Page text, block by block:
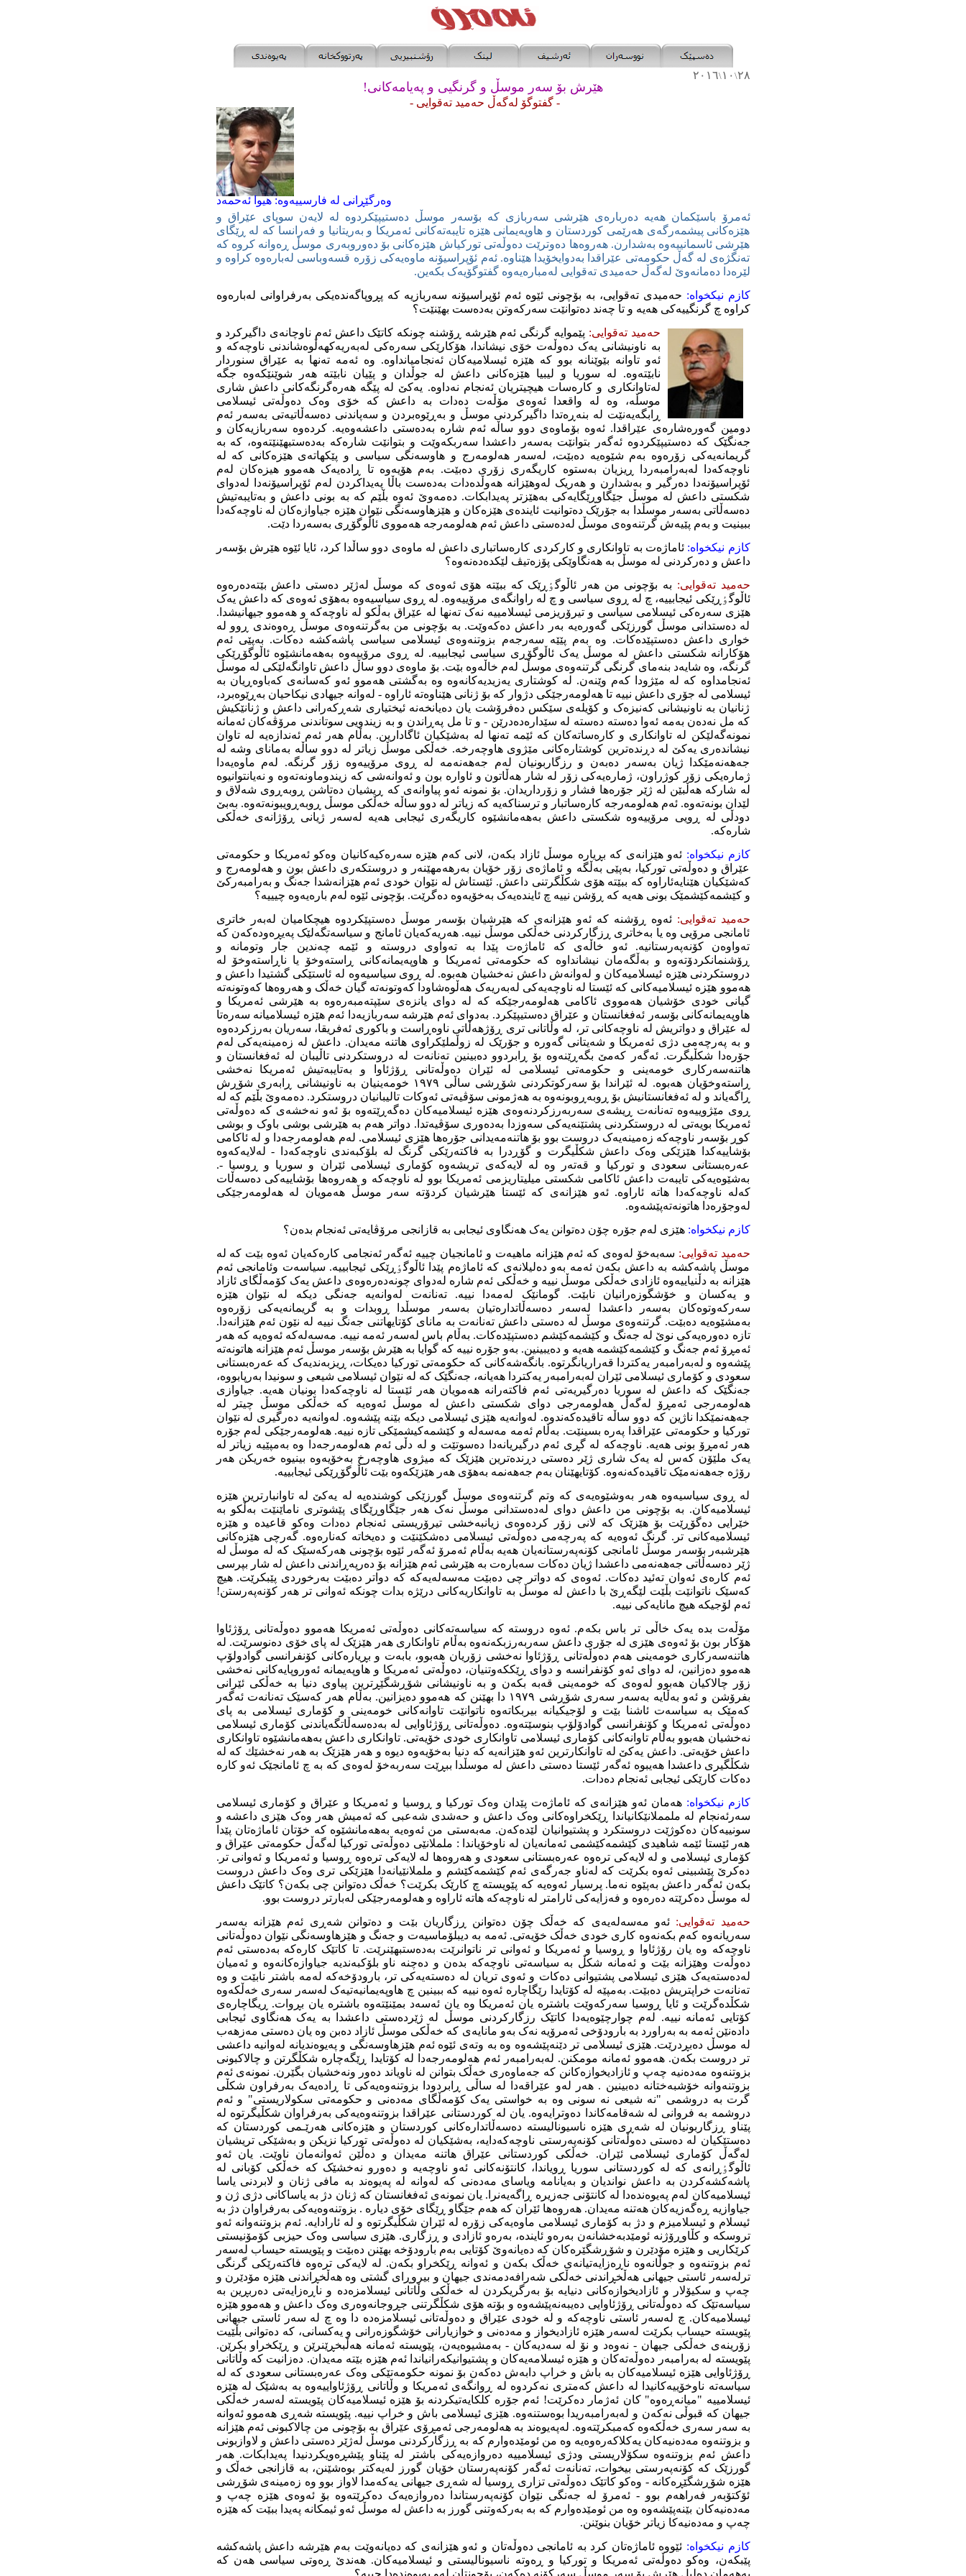
٢٨\ ١٠\٢٠١٦
هێرش بۆ سەر موسڵ و گر نگیی و پەیامەکانی!
- گفتوگۆ لەگەڵ حەمید تەقوایی -
وەرگێڕانی لە فارسییەوە: هیوا ئەحمەد
ئەمرۆ باسێکمان هەیە دەربارەی هێرشی سەربازی کە بۆسەر موسڵ دەستیپێکردوە لە لایەن سوپای عێراق و
هێزەکانی پیشمەرگەی هەرێمی کوردستان و هاوپەیمانی هێزە تایبەتەکانی ئەمریکا و بەریتانیا و فەرانسا کە لە ڕێگای
هێرشی ئاسمانییەوە بەشدارن. هەروەها دەوترێت دەوڵەتی تورکیاش هێزەکانی بۆ دەوروبەری موسڵ ڕەوانە کروە کە
تەنگژەی لە گەڵ حکومەتی عێراقدا بەدوایخۆیدا هێناوە. ئەم ئۆپراسیۆنە ماوەیەکی زۆرە قسەوباسی لەبارەوە کراوە و
لێرەدا دەمانەوێ لەگەڵ حەمیدی تەقوایی لەمبارەیەوە گفتوگۆیەک بکەین.
کازم نیکخواە: حەمیدی تەقوایی، بە بۆچونی ئێوە ئەم ئۆپراسیۆنە سەربازیە کە پڕوپاگەندەیکی بەرفراوانی لەبارەوە
کراوە چ گرنگییەکی هەیە و تا چەند دەتوانێت سەرکەوتن بەدەست بهێنێت؟
حەمید تەقوایی: پێموایە گرنگی ئەم هێرشە ڕۆشنە چونکە کاتێک داعش ئەم ناوچانەی داگیرکرد و
بە ناونیشانی یەک دەوڵەت خۆی نیشاندا، هۆکارێکی سەرەکی لەبەریەکهەڵوەشاندنی ناوچەکە و
ئەو تاوانە بێوێنانە بوو کە هێزە ئیسلامیەکان ئەنجامیانداوە. وە ئەمە تەنها بە عێراق سنوردار
نابێتەوە. لە سوریا و لیبیا هێزەکانی داعش لە جوڵدان و پێیان نابێتە هەر شوێنێکەوە جگە
لەتاوانکاری و کارەسات هیچیتریان ئەنجام نەداوە. یەکێ لە پێگە هەرەگرنگەکانی داعش شاری
موسڵە، وە لە واقعدا ئەوەی مۆڵەت دەدات بە داعش کە خۆی وەک دەوڵەتی ئیسلامی
ڕابگەیەنێت لە بنەڕەتدا داگیرکردنی موسڵ و بەڕێوەبردن و سەپاندنی دەسەڵاتیەتی بەسەر ئەم
دومین گەورەشارەی عێراقدا. ئەوە بۆماوەی دوو ساڵە ئەم شارە بەدەستی داعشەوەیە. کردەوە سەربازیەکان و
جەنگێک کە دەستیپێکردوە ئەگەر بتوانێت بەسەر داعشدا سەربکەوێت و بتوانێت شارەکە بەدەستبهێنێتەوە، کە بە
گریمانەیەکی زۆرەوە بەم شێوەیە دەبێت، لەسەر هەلومەرج و هاوسەنگی سیاسی و پێکهاتەی هێزەکانی کە لە
ناوچەکەدا لەبەرامبەردا ڕیزیان بەستوە کاریگەری زۆری دەبێت. بەم هۆیەوە تا ڕادەیەک هەموو هیزەکان لەم
ئۆپراسیۆنەدا دەرگیر و بەشدارن و هەریک لەوهێزانە هەوڵدەدات بەدەست باڵا پەیداکردن لەم ئۆپراسیۆنەدا لەدوای
شکستی داعش لە موسڵ جێگاوڕێگایەکی بەهێزتر پەیدابکات. دەمەوێ ئەوە بڵێم کە بە بونی داعش و بەتایبەتیش
دەسەڵاتی بەسەر موسڵدا بە جۆرێک دەتوانیت ئایندەی هێزەکان و هێزهاوسەنگی نێوان ‌هێزە جیاوازەکان لە ناوچەکەدا
ببینیت و بەم پێیەش گرتنەوەی موسڵ لەدەستی داعش ئەم هەلومەرجە هەمووی ئاڵوگۆڕی بەسەردا دێت.
کازم نیکخواە:ئاماژەت بە تاوانکاری و کارکردی کارەساتباری داعش لە ماوەی دوو ساڵدا کرد، ئایا ئێوە هێرش بۆسەر
داعش و دەرکردنی لە موسڵ بە هەنگاوێکی پۆزەتیڤ لێکدەدەنەوە؟
حەمید تەقوایی: بە بۆچونی من هەر ئاڵوگٶڕێک کە ببێتە هۆی ئەوەی کە موسڵ لەژێر دەستی داعش بێتەدەرەوە
ئاڵوگٶڕێکی ئیجابییە، چ لە ڕوی سیاسی و چ لە راوانگەی مرۆییەوە. لە ڕوی سیاسیەوە بەهۆی ئەوەی کە داعش یەک
هێزی سەرەکی ئیسلامی سیاسی و تیرۆریزمی ئیسلامییە نەک تەنها لە عێراق بەڵکو لە ناوچەکە و هەموو جیهانیشدا.
لە دەستدانی موسڵ گورزێکی گەورەیە بەر داعش دەکەوێت. بە بۆچونی من بەگرتنەوەی موسڵ ڕەوەندی ڕوو لە
خواری داعش دەستپێدەکات. وە بەم پێێە سەرجەم بزوتنەوەی ئیسلامی سیاسی پاشەکشە دەکات. بەپێی ئەم
هۆکارانە شکستی داعش لە موسڵ یەک ئاڵوگۆڕی سیاسی ئیجابییە. لە ڕوی مرۆییەوە بەهەمانشێوە ئاڵوگۆڕێکی
گرنگە، وە شایەد بنەمای گرنگی گرتنەوەی موسڵ لەم خاڵەوە بێت. بۆ ماوەی دوو ساڵ داعش تاوانگەلێکی لە موسڵ
ئەنجامداوە کە لە مێژودا کەم وێنەن. لە کوشتاری یەزیدیەکانەوە وە بەگشتی هەموو ئەو کەسانەی کەباوەڕیان بە
ئیسلامی لە جۆری داعش نییە تا هەلومەرجێکی دژوار کە بۆ ژنانی هێناوەتە ئاراوە - لەوانە جیهادی نیکاحیان بەڕێوەبرد،
ژنانیان بە ناونیشانی کەنیزەک و کۆیلەی سێکس دەفرۆشت یان دەیانخەنە ئیختیاری شەڕکەرانی داعش و ژنانێکیش
کە مل نەدەن بەمە ئەوا دەستە دەستە لە سێدارەدەدرێن - و تا مل پەڕاندن و بە زیندویی سوتاندنی مرۆڤەکان ئەمانە
نمونەگەلێکن لە تاوانکاری و کارەساتەکان کە ئێمە تەنها لە بەشێکیان ئاگادارین. بەڵام هەر ئەم ئەندازەیە لە تاوان
نیشاندەری یەکێ لە دڕندەترین کوشتارەکانی مێژوی هاوچەرخە. خەڵکی موسڵ زیاتر لە دوو ساڵە بەمانای وشە لە
جەهەنەمێکدا ژیان بەسەر دەبەن و رزگاربونیان لەم جەهەنەمە لە ڕوی مرۆییەوە زۆر گرنگە. لەم ماوەیەدا
ژمارەیکی زۆر کوژراون، ژمارەیەکی زۆر لە شار هەڵاتون و ئاوارە بون و ئەوانەشی کە زیندوماونەتەوە و نەیانتوانیوە
لە شارکە هەڵبێن لە ژێر جۆرەها فشار و زۆرداریدان. بۆ نمونە ئەو پیاوانەی کە ڕیشیان دەتاشن ڕوبەڕوی شەلاق و
لێدان بونەتەوە. ئەم هەلومەرجە کارەساتبار و ترسناکەیە کە زیاتر لە دوو ساڵە خەڵکی موسڵ ڕوبەڕویبونەتەوە. بەبێ
دودڵی لە ڕویی مرۆییەوە شکستی داعش بەهەمانشێوە کاریگەری ئیجابی هەیە لەسەر ژیانی ڕۆژانەی خەڵکی
شارەکە.
کازم نیکخواە: ئەو هێزانەی کە بڕیارە موسڵ ئازاد بکەن، لانی کەم هێزە سەرەکیەکانیان وەکو ئەمریکا و حکومەتی
عێراق و دەوڵەتی تورکیا، بەپێی بەڵگە و ئاماژەی زۆر خۆیان بەرهەمهێنەر و دروستکەری داعش بون و هەلومەرج و
کەشێکیان هێنایەئاراوە کە ببێتە هۆی شکڵگرتنی داعش. ئێستاش لە نێوان خودی ئەم هێزانەشدا جەنگ و بەرامبەرکێ
و کێشمەکێشمێک بونی هەیە کە ڕۆشن نییە چ ئایندەیەک بەخۆیەوە دەگرێت. بۆچونی ئێوە لەم بارەیەوە چیییە؟
حەمید تەقوایی:ئەوە ڕۆشنە کە ئەو هێزانەی کە هێرشیان بۆسەر موسڵ دەستپێکردوە هیچکامیان لەبەر خاتری
ئامانجی مرۆیی وە یا بەخاتری ڕزگارکردنی خەڵکی موسڵ نییە. هەریەکەیان ئامانج و سیاسەتگەلێک پەیڕەودەکەن کە
تەواوەن کۆنەپەرستانیە. ئەو خاڵەی کە ئاماژەت پێدا بە تەواوی دروستە و ئێمە چەندین جار وتومانە و
ڕۆشنمانکردۆتەوە و بەڵگەمان نیشانداوە کە حکومەتی ئەمریکا و هاوپەیمانەکانی ڕاستەوخۆ یا ناڕاستەوخۆ لە
دروستکردنی هێزە ئیسلامیەکان و لەوانەش داعش نەخشیان هەبوە. لە ڕوی سیاسیەوە لە ئاستێکی گشتیدا داعش و
هەموو هێزە ئیسلامیەکانی کە ئێستا لە ناوچەیەکی لەبەریەک هەڵوەشاودا کەوتونەتە گیان خەڵک و هەروەها کەوتونەتە
گیانی خودی خۆشیان هەمووی ئاکامی هەلومەرجێکە کە لە دوای یانزەی سێپتەمبەرەوە بە هێرشی ئەمریکا و
هاوپەیمانەکانی بۆسەر ئەفغانستان و عێراق دەستیپێکرد. بەدوای ئەم هێرشە سەربازیەدا ئەم هێزە ئیسلامیانە سەرەتا
لە عێراق و دواتریش لە ناوچەکانی تر، لە وڵاتانی تری ڕۆژهەڵاتی ناوەڕاست و باکوری ئەفریقا، سەریان بەرزکردەوە
و بە پەرچەمی دژی ئەمریکا و شەیتانی گەورە و جۆرێک لە زوڵملێکراوی هاتنە مەیدان. داعش لە زەمینەیەکی لەم
جۆرەدا شکڵیگرت. ئەگەر کەمێ بگەڕێنەوە بۆ ڕابردوو دەبینین تەنانەت لە دروستکردنی تاڵیبان لە ئەفغانستان و
هاتنەسەرکاری خومەینی و حکومەتی ئیسلامی لە ئێران دەوڵەتانی ڕۆژئاوا و بەتایبەتیش ئەمریکا نەخشی
ڕاستەوخۆیان هەبوە. لە ئێراندا بۆ سەرکوتکردنی شۆڕشی ساڵی ١٩٧٩ خومەینیان بە ناونیشانی ڕابەری شۆڕش
ڕاگەیاند و لە ئەفغانستانیش بۆ ڕوبەڕوبونەوە بە هەژمونی سۆڤیەتی ئەوکات تالیبانیان دروستکرد. دەمەوێ بڵێم کە لە
ڕوی مێژوییەوە تەنانەت ڕیشەی سەربەرزکردنەوەی هێزە ئیسلامیەکان دەگەڕێتەوە بۆ ئەو نەخشەی کە دەوڵەتی
ئەمریکا بویەتی لە دروستکردنی پشتێنەیەکی سەوزدا بەدەوری سۆڤیەتدا. دواتر هەم بە هێرشی بوشی باوک و بوشی
کوڕ بۆسەر ناوچەکە زەمینەیەک دروست بوو بۆ هاتنەمەیدانی جۆرەها هێزی ئیسلامی. لەم هەلومەرجەدا و لە ئاکامی
بۆشاییەکدا هێزێکی وەک داعش شکڵیگرت و گۆڕدرا بە فاکتەرێکی گرنگ لە بلۆکبەندی ناوچەکەدا - لەلایەکەوە
عەرەبستانی سعودی و تورکیا و قەتەر وە لە لایەکەی تریشەوە کۆماری ئیسلامی ئێران و سوریا و ڕوسیا -.
بەشێوەیەکی تایبەت داعش ئاکامی شکستی میلیتاریزمی ئەمریکا بوو لە ناوچەکە و هەروەها بۆشاییەکی دەسەڵات
کەلە ناوچەکەدا هاتە ئاراوە. ئەو هێزانەی کە ئێستا هێرشیان کردۆتە سەر موسڵ هەمویان لە هەلومەرجێکی
لەوجۆرەدا هاتونەتەپێشەوە.
کازم نیکخواە:هێزی لەم جۆرە چۆن دەتوانن یەک هەنگاوی ئیجابی بە قازانجی مرۆڤایەتی ئەنجام بدەن؟
حەمید تەقوایی: سەبەخۆ لەوەی کە ئەم هێزانە ماهیەت و ئامانجیان چییە ئەگەر ئەنجامی کارەکەیان ئەوە بێت کە لە
موسڵ پاشەکشە بە داعش بکەن ئەمە بەو دەلیلانەی کە ئاماژەم پێدا ئاڵوگٶڕێکی ئیجابییە. سیاسەت وئامانجی ئەم
هێزانە بە دڵنیاییەوە ئازادی خەڵکی موسڵ نییە و خەڵکی ئەم شارە لەدوای چونەدەرەوەی داعش یەک کۆمەڵگای ئازاد
و یەکسان و خۆشگوزەرانیان نابێت. گومانێک لەمەدا نییە. تەنانەت لەوانەیە جەنگی دیکە لە نێوان هێزە
سەرکەوتوەکان بەسەر داعشدا لەسەر دەسەڵاتدارەتیان بەسەر موسڵدا ڕوبدات و بە گریمانەیەکی زۆرەوە
بەمشێوەیە دەبێت. گرتنەوەی موسڵ لە دەستی داعش تەنانەت بە مانای کۆتایهاتنی جەنگ نییە لە نێون ئەم هێزانەدا.
تازە دەورەیەکی نوێ لە جەنگ و کێشمەکێشم دەستپێدەکات. بەڵام باس لەسەر ئەمە نییە. مەسەلەکە ئەوەیە کە هەر
ئەمڕۆ ئەم جەنگ و کێشمەکێشمە هەیە و دەیبینین. بەو جۆرە نییە کە گوایا بە هێرش بۆسەر موسڵ ئەم هێزانە هاتونەتە
پێشەوە و لەبەرامبەر یەکتردا قەراریانگرتوە. بانگەشەکانی کە حکومەتی تورکیا دەیکات، ڕیزبەندیەک کە عەرەبستانی
سعودی و کۆماری ئیسلامی ئێران لەبەرامبەر یەکتردا هەیانە، جەنگێک کە لە نێوان ئیسلامی شیعی و سونیدا بەرپابووە،
جەنگێک کە داعش لە سوریا دەرگیریەتی ئەم فاکتەرانە هەمویان هەر ئێستا لە ناوچەکەدا بونیان هەیە. جیاوازی
هەلومەرجی ئەمڕۆ لەگەڵ هەلومەرجی دوای شکستی داعش لە موسڵ ئەوەیە کە خەڵکی موسڵ چیتر لە
جەهەنمێکدا ناژین کە دوو ساڵە تاقیدەکەندوە. لەوانەیە هێزی ئیسلامی دیکە بێنە پێشەوە. لەوانەیە دەرگیری لە نێوان
تورکیا و حکومەتی عێراقدا پەرە بسینێت. بەڵام ئەمە مەسەلە و کێشمەکیشمێکی تازە نییە. هەلومەرجێکی لەم جۆرە
هەر ئەمڕۆ بونی هەیە. ناوچەکە لە گڕی ئەم درگیریانەدا دەسوتێت و لە دڵی ئەم هەلومەرجەدا وە بەمپێیە زیاتر لە
یەک ملێۆن کەس لە یەک شاری ژێر دەستی دڕندەترین هێزێک کە میژوی هاوچەرخ بەخۆیەوە بینیوە خەریکن هەر
رۆژە جەهەنەمێک تاقیدەکەنەوە. کۆتایهێنان بەم جەهەنمە بەهۆی هەر هێزێکەوە بێت ئاڵوگۆڕێکی ئیجابییە.
لە ڕوی سیاسیەوە هەر بەوشێوەیەی کە وتم گرتنەوەی موسڵ گورزێکی کوشندەیە لە یەکێ لە تاوانبارترین هێزە
ئیسلامیەکان. بە بۆچونی من داعش دوای لەدەستدانی موسڵ نەک هەر جێگاوڕێگای پێشوتری ناماێنێت بەڵکو بە
خێرایی دەگۆڕێت بۆ هێزێک کە لانی زۆر کردەوەی زیانبەخشی تیرۆریستی ئەنجام دەدات وەکو قاعیدە و هێزە
ئیسلامیەکانی تر. گرنگ ئەوەیە کە پەرچەمی دەوڵەتی ئیسلامی دەشکێنێت و دەیخاتە کەنارەوە. گەرچی هێزەکانی
هێرشبەر بۆسەر موسڵ ئامانجی کۆنەپەرستانەیان هەیە بەڵام ئەمرۆ ئەگەر ئێوە بۆچونی هەرکەسێک کە لە موسڵ لە
ژێر دەسەڵاتی جەهەنەمی داعشدا ژیان دەکات سەبارەت بە هێرشی ئەم هێزانە بۆ دەرپەڕاندنی داعش لە شار بپرسی
ئەم کارەی ئەوان تەئید دەکات. ئەوەی کە دواتر چی دەبێت مەسەلەیەکە کە دواتر دەبێت بەرخوردی پێبکرێت. هیچ
کەسێک ناتوانێت بڵێت لێگەڕێ با داعش لە موسڵ بە تاوانکاریەکانی درێژە بدات چونکە ئەوانی تر هەر کۆنەپەرستن!
ئەم لۆجیکە هیچ مانایەکی نییە.
مۆڵەت بدە یەک خاڵی تر باس بکەم. ئەوە دروستە کە سیاسەتەکانی دەوڵەتی ئەمریکا هەموو دەوڵەتانی ڕۆژئاوا
هۆکار بون بۆ ئەوەی هێزی لە جۆری داعش سەربەرزبکەنەوە بەڵام تاوانکاری هەر هێزێک لە پای خۆی دەنوسرێت. لە
هاتنەسەرکاری خومەینی هەم دەوڵەتانی ڕۆژئاوا نەخشی زۆریان هەبوو، بابەت و بڕیارەکانی کۆنفرانسی گوادولۆپ
هەموو دەزانین، لە دوای ئەو کۆنفرانسە و دوای ڕێککەوتنیان، دەوڵەتی ئەمریکا و هاوپەیمانە ئەوروپایەکانی نەخشی
زۆر چالاکیان هەبوو لەوەی کە خومەینی قەبە بکەن و بە ناونیشانی شۆڕشگێڕترین پیاوی دنیا بە خەڵکی ئێرانی
بفرۆشن و ئەو بەڵایە بەسەر سەری شۆڕشی ١٩٧٩ دا بهێنن کە هەموو دەیزانین. بەڵام هەر کەسێک تەنانەت ئەگەر
کەمێک بە سیاسەت ئاشنا بێت و لۆجیکیانە بیربکاتەوە ناتوانێت تاوانەکانی خومەینی و کۆماری ئیسلامی بە پای
دەوڵەتی ئەمریکا و کۆنفرانسی گوادۆلۆپ بنوسێتەوە. دەوڵەتانی ڕۆژئاوایی لە بەدەسەڵاتگەیاندنی کۆماری ئیسلامی
نەخشیان هەبوو بەڵام تاوانەکانی کۆماری ئیسلامی تاوانکاری خودی خۆیەتی. تاوانکاری داعش بەهەمانشێوە تاوانکاری
داعش خۆیەتی. داعش یەکێ لە تاوانکارترین ئەو هێزانەیە کە دنیا بەخۆیەوە دیوە و هەر هێزێک بە هەر نەخشێك کە لە
شکڵگیری داعشدا هەیبوە ئەگەر ئێستا دەستی داعش لە موسڵدا ببڕێت سەربەخۆ لەوەی کە بە چ ئامانجێک ئەو کارە
دەکات کارێکی ئیجابی ئەنجام دەدات.
کازم نیکخواە:هەمان ئەو هێزانەی کە ئاماژەت پێدان وەک تورکیا و ڕوسیا و ئەمریکا و عێراق و کۆماری ئیسلامی
سەرئەنجام لە ملمملانێکانیاندا ڕێکخراوەکانی وەک داعش و حەشدی شەعبی کە ئەمیش هەر وەک هێزی داعشە و
سونییەکان دەکوژێت دروستکرد و پشتیوانیان لێدەکەن. مەبەستی من ئەوەیە بەهەمانشێوە کە خۆتان ئاماژەتان پێدا
هەر ئێستا ئێمە شاهیدی کێشمەکێشمی ئەمانەیان لە ناوخۆیاندا : ململانێی دەوڵەتی تورکیا لەگەڵ حکومەتی عێراق و
کۆماری ئیسلامی و لە لایەکی ترەوە عەرەبستانی سعودی و هەروەها لە لایەکی ترەوە ڕوسیا و ئەمریکا و ئەوانی تر.
دەکرێ پێشبینی ئەوە بکرێت کە لەناو جەرگەی ئەم کێشمەکێشم و ململانێیانەدا هێزێکی تری وەک داعش دروست
بکەن ئەگەر داعش بەپێوە نەما. پرسیار ئەوەیە کە پێویستە چ کارێک بکرێت؟ خەڵک دەتوانن چی بکەن؟ کاتێک داعش
لە موسڵ دەکرێتە دەرەوە و فەزایەکی ئارامتر لە ناوچەکە هاتە ئاراوە و هەلومەرجێکی لەبارتر دروست بوو.
حەمید تەقوایی:ئەو مەسەلەیەی کە خەڵک چۆن دەتوانن ڕزگاریان بێت و دەتوانن شەڕی ئەم هێزانە بەسەر
سەریانەوە کەم بکەنەوە کاری خودی خەڵک خۆیەتی. ئەمە بە دیبلۆماسیەت و جەنگ و هێزهاوسەنگی نێوان دەوڵەتانی
ناوچەکە وە یان رۆژئاوا و ڕوسیا و ئەمریکا و ئەوانی تر ناتوانرێت بەدەستبهێنرێت. تا کاتێک کارەکە بەدەستی ئەم
دەوڵەت وهێزانە بێت و ئەمانە شکڵ بە سیاسەتی ناوچەکە بدەن و دەچنە ناو بلۆکبەندیە جیاوازەکانەوە و ئەمیان
لەدەستەیەک هێزی ئیسلامی پشتیوانی دەکات و ئەوی تریان لە دەستەیەکی تر، بارودۆخەکە لەمە باشتر نابێت و وە
تەنانەت خراپتریش دەبێت. بەمپێە لە کۆتایدا رێگاچارە ئەوە نییە کە ببینین چ هاوپەیمانیەتیەک لەسەر سەری خەڵکەوە
شکڵدەگرێت و ئایا ڕوسیا سەرکەوێت باشترە یان ئەمریکا وە یان ئەسەد بمێنێتەوە باشترە یان بڕوات. ڕیگاچارەی
کۆتایی ئەمانە نییە. لەم چوارچێوەیەدا کاتێک رزگارکردنی موسڵ لە ژێردەستی داعشدا بە یەک هەنگاوی ئیجابی
دادەنێن ئەمە بە بەراورد بە بارودۆخی ئەمرۆیە نەک بەو مانایەی کە خەڵکی موسڵ ئازاد دەبن وە یان دەستی مەزهەب
لە موسڵ دەبڕدرێت. هێزی ئیسلامی تر دێنەپێشەوە وە بە وتەی ئێوە ئەم هێزهاوسەنگی و پەیوەندیانە لەوانیە داعشی
تر دروست بکەن. هەموو ئەمانە مومکنن. لەبەرامبەر ئەم هەلومەرجەدا لە کۆتایدا ڕێگەچارە شکڵگرتن و چالاکبونی
بزوتنەوە مەدەنیە چەپ و ئازادیخوازەکانن کە جەماوەری خەڵک بتوانن لە ناویاند دەور ونەخشیان بگێرن. نمونەی ئەم
بزوتنەوانە خۆشبەختانە دەبینین . هەر لەو عێراقەدا لە ساڵی ڕابردودا بزوتنەوەیەکی تا ڕادەیەک بەرفراون شکڵی
گرت بە دروشمی "نە شیعی نە سونی وە بە خواستی یەک کۆمەڵگای مەدەنی و حکومەتی سکولاریستی" و ئەم
دروشمە بە فروانی لە شەقامەکاندا دەوترایەوە. یان لە کوردستانی عێراقدا بزوتنەوەیەکی بەرفراوان شکڵیگرتوە لە
پێناو ڕزگاربونیان لە شەڕی هێزە ناسیونالیستە دەسەڵاتدارەکانی کوردستان و هێزەکانی هەرێـمی کوردستان کە
دەستێکیان لە دەستی دەوڵەتانی کۆنەپەرستی ناوچەکەدایە، بەشێکیان لە دەوڵەتی تورکیا نزیکن و بەشێکی تریشیان
لەگەڵ کۆماری ئیسلامی ئێران. خەڵکی کوردستانی عێراق هاتنە مەیدان و دەڵێن ئەوانەمان ناوێت. یان ئەو
ئاڵوگٶڕانەی کە لە کوردستانی سوریا ڕویاندا، کانتۆنەکانی ئەو ناوچەیە و دەورو نەخشێک کە خەڵکی کۆبانی لە
پاشەکشەکردن بە داعش نواندیان و بەیانامە ویاسای مەدەنی کە لەوانە لە پەیوەند بە مافی ژنان و لابردنی یاسا
ئیسلامیەکان لەم پەیوەندەدا لە کانتۆنی جەزیرە ڕاگەیەنرا. یان نمونەی ئەفغانستان کە ژنان دژ بە یاساکانی دژی ژن و
جیاوازیە ڕەگەزیەکان هەتنە مەیدان. هەروەها ئێران کە هەم جێگاو ڕێگای خۆی دیارە . بزوتنەوەیەکی بەرفراوان دژ بە
ئیسلام و ئیسلامیزم و دژ بە کۆماری ئیسلامی ماوەیەکی زۆرە لە ئێران شکڵیگرتوە و لە ئارادایە. ئەم بزوتنەوانە ئەو
تروسکە و کڵاوڕۆژنە ئومێدبەخشانەن بەرەو ئایندە، بەرەو ئازادی و ڕزگاری. هێزی سیاسی وەک حیزبی کۆمۆنیستی
کرێکاریی و هێزە مۆدێرن و شۆڕشگێرەکان کە دەیانەوێ کۆتایی بەم بارودۆخە بهێنن دەبێت و پێویستە حیساب لەسەر
ئەم بزوتنەوە و جوڵانەوە ناڕەزایەتیانەی خەڵک بکەن و ئەوانە ڕێکخراو بکەن. لە لایەکی ترەوە فاکتەرێکی گرنگی
ترلەسەر ئاستی جیهانی هەڵخڕاندنی خەڵکی شەرافەدمەندی جیهان و بیروڕای گشتی وە هەڵخڕاندنی هێزە مۆدێرن و
چەپ و سکیۆلار و ئازادیخوازەکانی دنیایە بۆ بەرگریکردن لە خەڵکی وڵاتانی ئیسلامزەدە و ناڕەزایەتی دەربڕین بە
سیاسەتێک کە دەوڵەتانی ڕۆژئاوایی دەیبەنەپێشەوە و بۆتە هۆی شکڵگرتنی جڕوجانەوەری وەک داعش و هەموو هێزە
ئیسلامیەکان. چ لەسەر ئاستی ناوچەکە و لە خودی عێراق و دەوڵەتانی ئیسلامزەدە دا وە چ لە سەر ئاستی جیهانی
پێویستە حیساب بکرێت لەسەر هێزە ئازادیخواز و مەدەنی و خوازیارانی خۆشگوزەرانی و یەکسانی، کە دەتوانی بڵێیت
زۆرینەی خەڵکی جیهان - نەوەد و نۆ لە سەدیەکان - بەمشیوەیەن، پێویستە ئەمانە هەڵبخڕێنرێن و ڕێکخراو بکرێن.
پێویستە لە بەرامبەر دەوڵەتەکان و هێزە ئیسلامەیەکان و پشتیوانیکەرانیاندا ئەم هێزە بێتە مەیدان. دەزانیت کە وڵاتانی
ڕۆژئاوایی هێزە ئیسلامیەکان بە باش و خراپ دابەش دەکەن بۆ نمونە حکومەتێکی وەک عەرەبستانی سعودی کە لە
سیاسەتە ناوخۆییەکانیدا لە داعش کەمتری نەکردوە لە ڕوانگەی ئەمریکا و وڵاتانی ڕۆژئاواییەوە بە بەشێک لە هێزە
ئیسلامییە "میانەڕەوە" کان ئەژمار دەکرێت! ئەم جۆرە کلکایەتیکردنە بۆ هێزە ئیسلامیەکان پێویستە لەسەر خەڵکی
جیهان کە قبوڵی نەکەن و لەبەرامبەریدا بوەستنەوە. هێزی ئیسلامی باش و خراپ نییە. پێویستە شەڕی هەموو ئەوانە
بە سەر سەری خەڵکەوە کەمبکرێتەوە. لەپەیوەند بە هەلومەرجی ئەمڕۆی عێراق بە بۆچونی من چالاکبونی ئەم هێزانە
و بزوتنەوە مەدەنیەکان یەکلاکەرەوەیە وە من ئومێدەوارم کە بە ڕزگارکردنی موسڵ لەژێر دەستی داعش و لاوازبونی
داعش ئەم بزوتنەوە سکۆلاریستی ودژی ئیسلامییە دەروازەیەکی باشتر لە پێناو پێشڕەویکردنیدا پەیدابکات. هەر
گورزێک کە کۆنەپەرستی بیخوات، تەنانەت ئەگەر کۆنەپەرستان خۆیان گورز لەیەکتر بوەشێنن، بە قازانجی خەڵک و
هێزە شۆڕشگێڕەکانە - وەکو کاتێک دەوڵەتی تزاری ڕوسیا لە شەڕی جیهانی یەکەمدا لاواز بوو وە زەمینەی شۆڕشی
ئۆکتۆبەر فەراهەم بوو - ئەمرۆ لە جەنگی نێوان کۆنەپەرستاندا دەروازەیەک دەکرێتەوە بۆ ئەوەی هێزە چەپ و
مەدەنیەکان بێنەپێشەوە وە من ئومێدەوارم کە بە بەرکەوتنی گورز بە داعش لە موسڵ ئەو ئیمکانە پەیدا ببێت کە هێزە
چەپ و مەدەنیەکا زیاتر خۆیان بنوێنن.
کازم نیکخواە: ئێووە ئاماژەتان کرد بە ئامانجی دەوڵەتان و ئەو هێزانەی کە دەیانەوێت بەم هێرشە داعش پاشەکشە
پێبکەن، وەکو دەوڵەتی ئەمریکا و تورکیا و ڕەوتە ناسیونالیستی و ئیسلامیەکان. هەندێ ڕەوتی سیاسی هەن کە
بەهەمان دەلیل هێرش بۆ سەر موسڵ سەرکۆنە دەکەن، بۆچونتان لەو پەیوەندەدا چییە؟